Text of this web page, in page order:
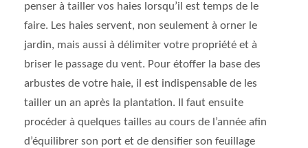
penser à tailler vos haies lorsqu’il est temps de le
faire. Les haies servent, non seulement à orner le
jardin, mais aussi à délimiter votre propriété et à
briser le passage du vent. Pour étoffer la base des
arbustes de votre haie, il est indispensable de les
tailler un an après la plantation. Il faut ensuite
procéder à quelques tailles au cours de l’année afin
d’équilibrer son port et de densifier son feuillage